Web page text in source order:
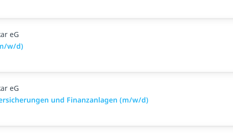
eG
w/d)
eG
und Finanzanlagen (m/w/d)